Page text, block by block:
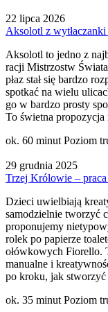
22 lipca 2026
Aksolotl z
Aksolotl to jedno z
racji Mistrzostw
płaz stał się bardzo
spotkać na wielu
go w bardzo prosty
To świetna
ok. 60 minut Poziom
29 grudnia 2025
Trzej Królowie –
Dzieci uwielbiają
samodzielnie tworzyć
proponujemy
rolek po papierze
ołówkowych Fiorello.
manualne i
po kroku, jak
ok. 35 minut Poziom